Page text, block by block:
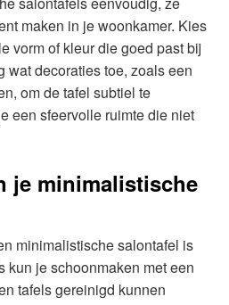
maken in je woonkamer. Kies
vorm of kleur die goed past bij
wat decoraties toe, zoals een
om de tafel subtiel te
een sfeervolle ruimte die niet
je minimalistische
minimalistische salontafel is
kun je schoonmaken met een
tafels gereinigd kunnen